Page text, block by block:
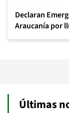
Declaran
Araucanía por
Últimas